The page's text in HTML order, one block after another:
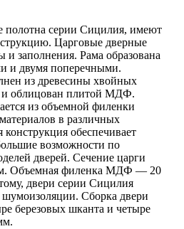
полотна серии Сицилия, имеют
Царговые дверные
и заполнения. Рама образована
и двумя поперечными.
из древесины хвойных
и облицован плитой МДФ.
из объемной филенки
в различных
обеспечивает
возможности по
дверей. Сечение царги
Объемная филенка МДФ — 20
двери серии Сицилия
Сборка двери
березовых шканта и четыре